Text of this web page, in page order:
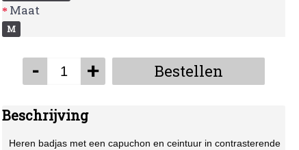
Maat
M
- + Bestellen
Beschrijving
Heren badjas met een capuchon en ceintuur in contrasterende